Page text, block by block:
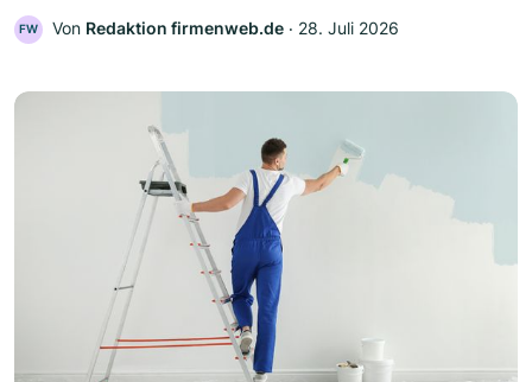
FW Von Redaktion firmenweb.de ‧ 28. Juli 2026